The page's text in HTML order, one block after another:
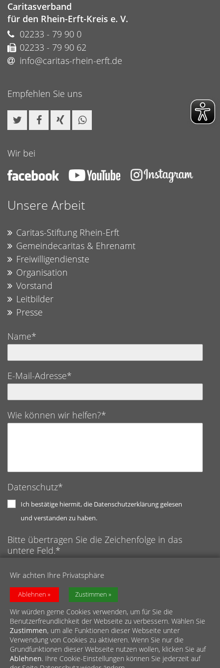
Wir achten Ihre Privatsphäre
Ablehnen Zustimmen
Wir würden gerne Cookies verwenden, um für Sie die
Benutzerfreundlichkeit der Webseite zu verbessern. Wählen Sie
Zustimmen, um alle Funktionen dieser Webseite unter
Verwendung von Cookies zu aktivieren. Wenn Sie nur die
Grundfunktionen dieser Webseite nutzen wollen, klicken Sie auf
Ablehnen. Ihre Cookie-Einstellungen können Sie jederzeit auf
Caritasverband
für den Rhein-Erft-Kreis e. V.
02233 - 79 90 0
02233 - 79 90 62
info@caritas-rhein-erft.de
Empfehlen Sie uns
Wir bei
Unsere Arbeit
Caritas-Stiftung Rhein-Erft
Gemeindecaritas & Ehrenamt
Freiwilligendienste
Organisation
Vorstand
Leitbilder
Presse
Name*
E-Mail-Adresse*
Wie können wir helfen?*
Datenschutz*
Ich bestätige hiermit, die Datenschutzerklärung gelesen
und verstanden zu haben.
Bitte übertragen Sie die Zeichenfolge in das
untere Feld.*
Hier klicken
Friendly
© Caritasverband für den Rhein-Erft-Kreis e.V.